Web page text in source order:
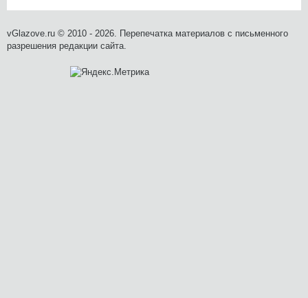
vGlazove.ru © 2010 - 2026. Перепечатка материалов с письменного
разрешения редакции сайта.